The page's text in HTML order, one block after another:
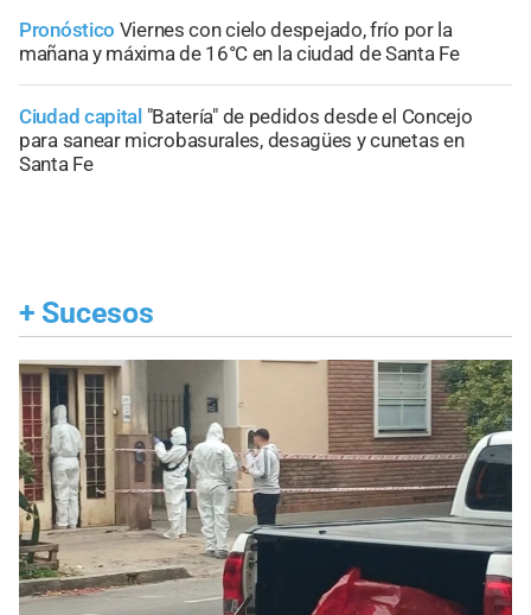
Pronóstico Viernes con cielo despejado, frío por la
mañana y máxima de 16°C en la ciudad de Santa Fe
Ciudad capital "Batería" de pedidos desde el Concejo
para sanear microbasurales, desagües y cunetas en
Santa Fe
+ Sucesos